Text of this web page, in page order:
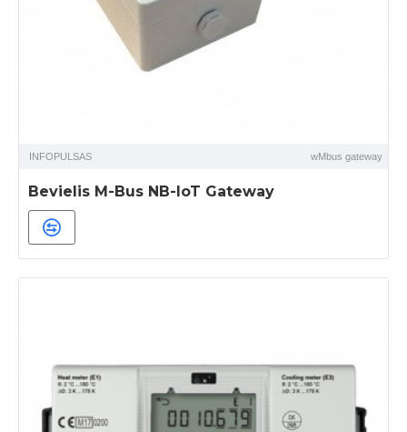
INFOPULSAS wMbus gateway
Bevielis M-Bus NB-IoT Gateway